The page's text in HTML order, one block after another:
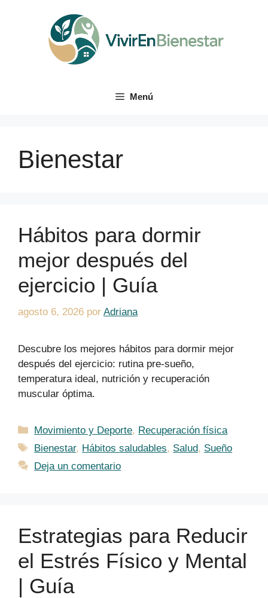
Menú
Bienestar
Hábitos para dormir
mejor después del
ejercicio | Guía
agosto 6, 2026 por Adriana
Descubre los mejores hábitos para dormir mejor
después del ejercicio: rutina pre-sueño,
temperatura ideal, nutrición y recuperación
muscular óptima.
Categorías
Movimiento y Deporte, Recuperación física
Etiquetas
Bienestar, Hábitos saludables, Salud, Sueño
Deja un comentario
Estrategias para Reducir
el Estrés Físico y Mental
| Guía